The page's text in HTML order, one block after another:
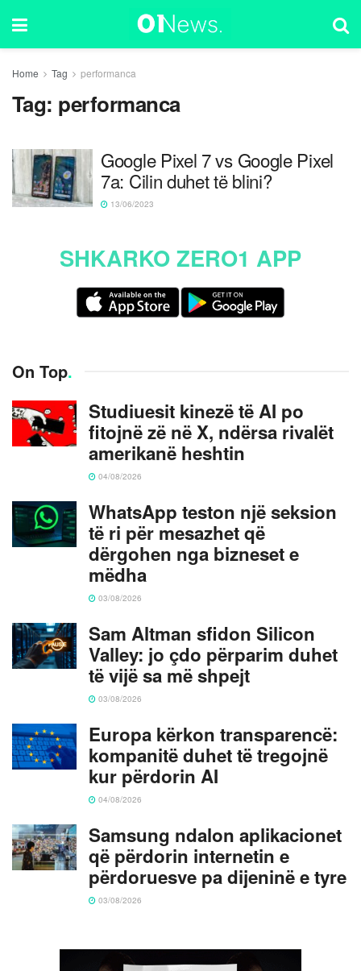
Home Tag performanca
Tag: performanca
Google Pixel 7 vs Google Pixel
7a: Cilin duhet të blini?
13/06/2023
SHKARKO ZERO1 APP
On Top.
Studiuesit kinezë të AI po
fitojnë zë në X, ndërsa rivalët
amerikanë heshtin
04/08/2026
WhatsApp teston një seksion
të ri për mesazhet që
dërgohen nga bizneset e
mëdha
03/08/2026
Sam Altman sfidon Silicon
Valley: jo çdo përparim duhet
të vijë sa më shpejt
03/08/2026
Europa kërkon transparencë:
kompanitë duhet të tregojnë
kur përdorin AI
04/08/2026
Samsung ndalon aplikacionet
që përdorin internetin e
përdoruesve pa dijeninë e tyre
03/08/2026